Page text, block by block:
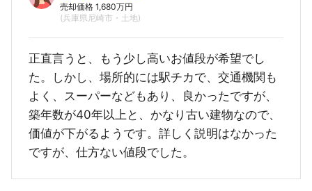
売却価格 1,680万円
(兵庫県尼崎市・土地)
正直言うと、もう少し高いお値段が希望でし
た。しかし、場所的には駅チカで、交通機関も
よく、スーパーなどもあり、良かったですが、
築年数が40年以上と、かなり古い建物なので、
価値が下がるようです。詳しく説明はなかった
ですが、仕方ない値段でした。